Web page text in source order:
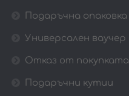
Подаръчна опаковка
Универсален ваучер
Отказ от покупката
Подаръчни кутии